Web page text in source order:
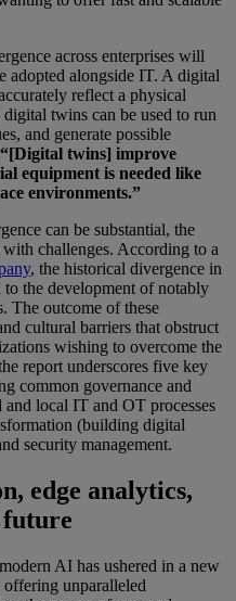
across enterprises will
adopted alongside IT. A digital
reflect a physical
twins can be used to run
and generate possible
“[Digital twins] improve
equipment is needed like
environments.”
can be substantial, the
challenges. According to a
, the historical divergence in
the development of notably
The outcome of these
cultural barriers that obstruct
wishing to overcome the
report underscores five key
common governance and
local IT and OT processes
(building digital
security management.
edge analytics,
future
AI has ushered in a new
unparalleled